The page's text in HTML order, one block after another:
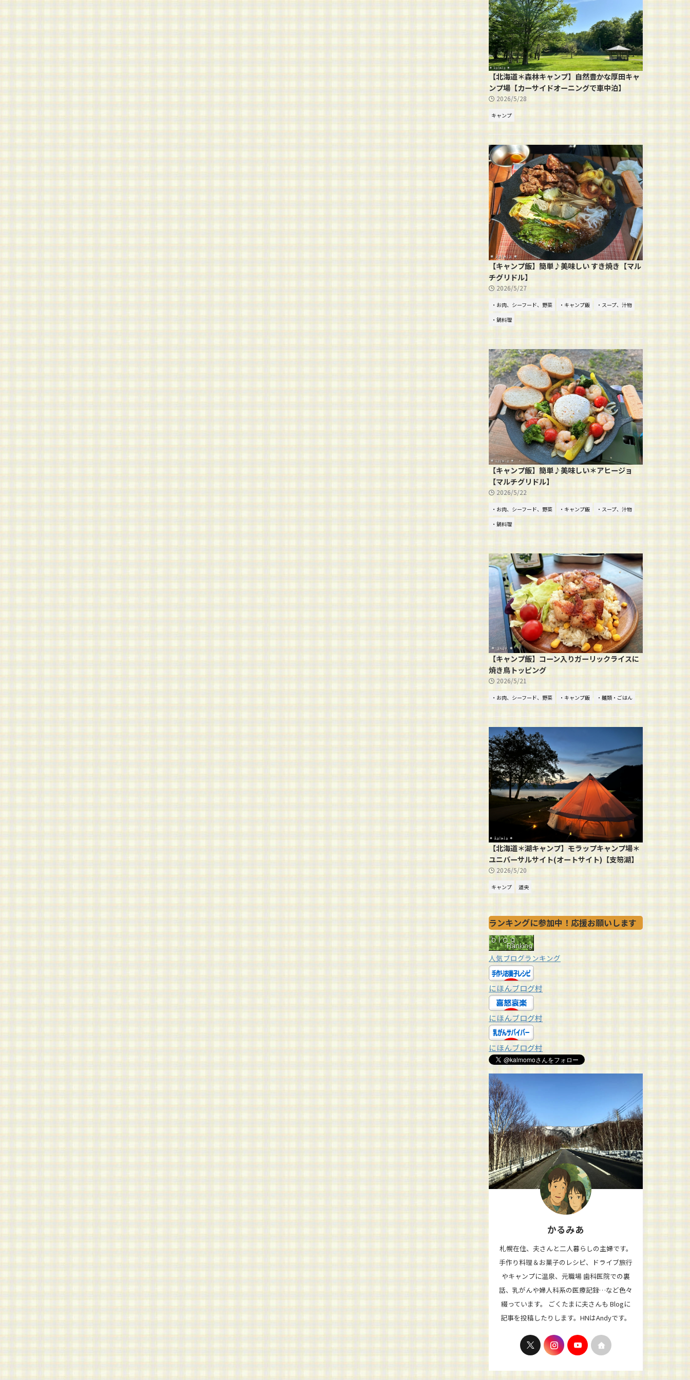
【北海道＊森林キャンプ】自然豊かな厚田キャ
ンプ場【カーサイドオーニングで車中泊】
2026/5/28
キャンプ
【キャンプ飯】簡単♪美味しい すき焼き【マル
チグリドル】
2026/5/27
・お肉、シーフード、野菜 ・キャンプ飯
・スープ、汁物
・鍋料理
【キャンプ飯】簡単♪美味しい＊アヒージョ
【マルチグリドル】
2026/5/22
・お肉、シーフード、野菜 ・キャンプ飯
・スープ、汁物
・鍋料理
【キャンプ飯】コーン入りガーリックライスに
焼き鳥トッピング
2026/5/21
・お肉、シーフード、野菜 ・キャンプ飯 ・麺類・ごはん
【北海道＊湖キャンプ】モラップキャンプ場＊
ユニバーサルサイト(オートサイト)【支笏湖】
2026/5/20
キャンプ 道央
ランキングに参加中！応援お願いします
人気ブログランキング
にほんブログ村
にほんブログ村
にほんブログ村
かるみあ
札幌在住、夫さんと二人暮らしの主婦です。
手作り料理＆お菓子のレシピ、ドライブ旅行
やキャンプに温泉、元職場 歯科医院での裏
話、乳がんや婦人科系の医療記録…など色々
綴っています。 ごくたまに夫さんも Blogに
記事を投稿したりします。HNはAndyです。